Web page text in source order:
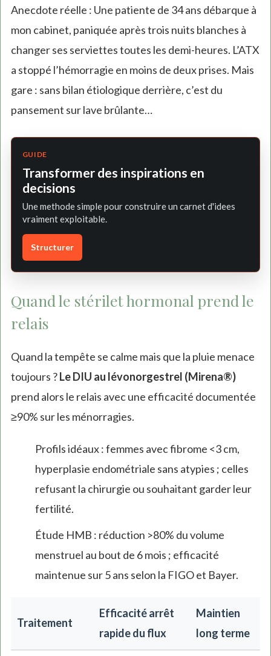
Anecdote réelle : Une patiente de 34 ans débarque à
mon cabinet, paniquée après trois nuits blanches à
changer ses serviettes toutes les demi-heures. L’ATX
a stoppé l’hémorragie en moins de deux prises. Mais
gare : sans bilan étiologique derrière, c’est du
pansement sur lave brûlante…
GUIDE
Transformer des inspirations en
decisions
Une methode simple pour construire un carnet d'idees
vraiment exploitable.
Structurer
Quand le stérilet hormonal prend le
relais
Quand la tempête se calme mais que la pluie menace
toujours ?Le DIU au lévonorgestrel (Mirena®)
prend alors le relais avec une efficacité documentée
≥90% sur les ménorragies.
Profils idéaux : femmes avec fibrome <3 cm,
hyperplasie endométriale sans atypies ; celles
refusant la chirurgie ou souhaitant garder leur
fertilité.
Étude HMB : réduction >80% du volume
menstruel au bout de 6 mois ; efficacité
maintenue sur 5 ans selon la FIGO et Bayer.
Traitement
Efficacité arrêt
rapide du flux
Maintien
long terme